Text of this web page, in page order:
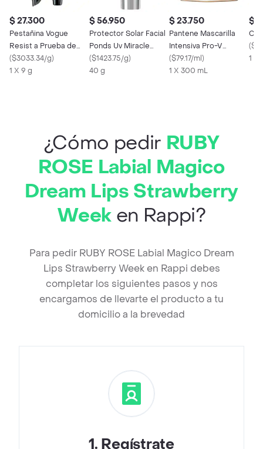
$ 27.300
Pestañina Vogue
Resist a Prueba de
Agua Negro 9 g
($3033.34/g)
1 X 9 g
$ 56.950
Protector Solar Facial
Ponds Uv Miracle
Bricht Fps 50 X
($1423.75/g)
40 g
$ 23.750
Pantene Mascarilla
Intensiva Pro-V
Miracles
($79.17/ml)
1 X 300 mL
$
(
1 X
¿Cómo pedir RUBY
ROSE Labial Magico
Dream Lips Strawberry
Week en Rappi?
Para pedir RUBY ROSE Labial Magico Dream
Lips Strawberry Week en Rappi debes
completar los siguientes pasos y nos
encargamos de llevarte el producto a tu
domicilio a la brevedad
1. Regístrate